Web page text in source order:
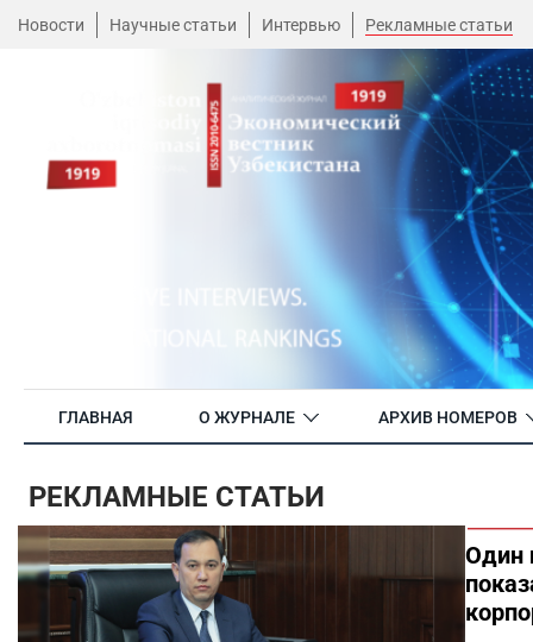
Новости Научные статьи Интервью Рекламные статьи
ГЛАВНАЯ О ЖУРНАЛЕ АРХИВ НОМЕРОВ
РЕКЛАМНЫЕ СТАТЬИ
Один